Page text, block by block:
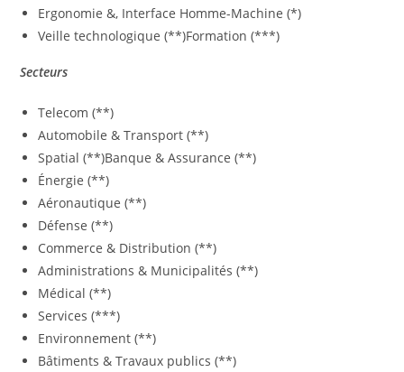
Ergonomie &, Interface Homme-Machine (*)
Veille technologique (**)Formation (***)
Secteurs
Telecom (**)
Automobile & Transport (**)
Spatial (**)Banque & Assurance (**)
Énergie (**)
Aéronautique (**)
Défense (**)
Commerce & Distribution (**)
Administrations & Municipalités (**)
Médical (**)
Services (***)
Environnement (**)
Bâtiments & Travaux publics (**)